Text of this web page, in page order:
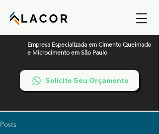
Empresa Especializada em Cimento Queimado
e Microcimento em São Paulo
Solicite Seu Orçamento
Posts